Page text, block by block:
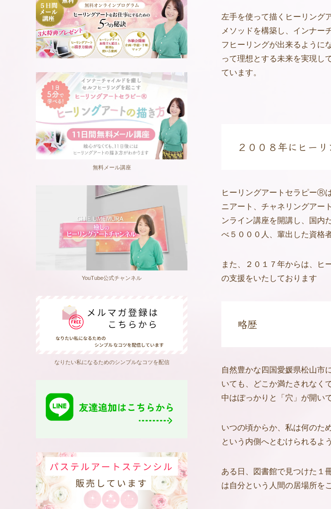
左手を使って描くヒーリング
メソッドを構築し、インナー
フヒーリングが出来るように
って理想とする未来を実現し
ています。
２００８年にヒー
ヒーリングアートセラピーⓇ
ニアート、チャネリングアー
ンライン講座を開講し、国内
べ５０００人、輩出した資格
また、２０１７年からは、ヒ
の支援をいたしております
略歴
自然豊かな四国愛媛県松山市
いても、どこか満たされなく
中はぽっかりと「穴」が開い
いつの頃からか、私は何のた
という内側へとむけられるよ
ある日、図書館で見つけた１
は自分という人間の居場所を
無料メール講座
YouTube公式チャンネル
なりたい私になるためのシンプルなコツを配信